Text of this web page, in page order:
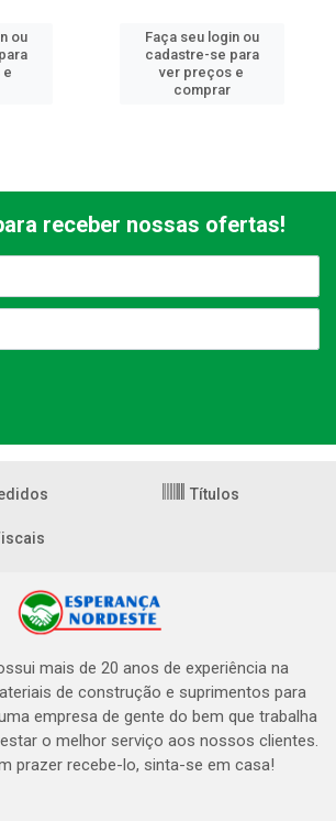
ou
e
Faça seu login ou
cadastre-se para
ver preços e
comprar
receber nossas ofertas!
Títulos
mais de 20 anos de experiência na
de construção e suprimentos para
empresa de gente do bem que trabalha
o melhor serviço aos nossos clientes.
prazer recebe-lo, sinta-se em casa!